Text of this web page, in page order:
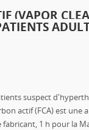
(VAPOR
suspect
actif (FCA) est
1 h pour la